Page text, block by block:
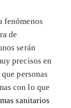
fenómenos
de
serán
precisos en
personas
con lo que
sanitarios